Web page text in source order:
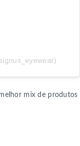
mix de produtos